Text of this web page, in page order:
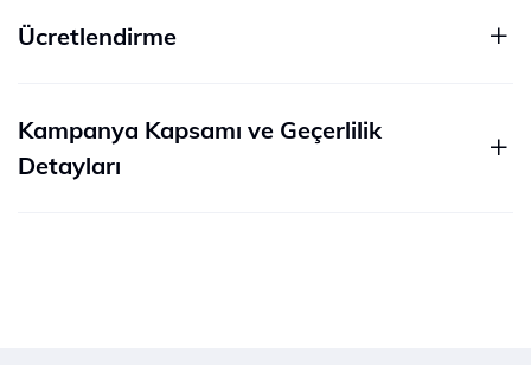
Ücretlendirme
Kampanya Kapsamı ve Geçerlilik
Detayları